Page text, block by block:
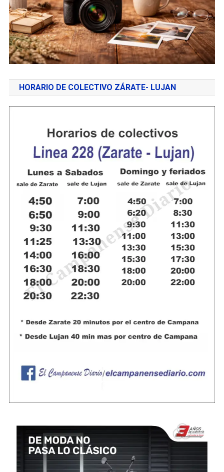
HORARIO DE COLECTIVO ZÁRATE- LUJAN